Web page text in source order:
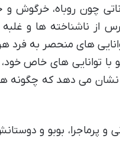
چون روباه،
از ناشناخته ها و
های منحصر به فرد
با توانایی های خاص
نشان می دهد که چگونه
پرماجرا، بوبو و